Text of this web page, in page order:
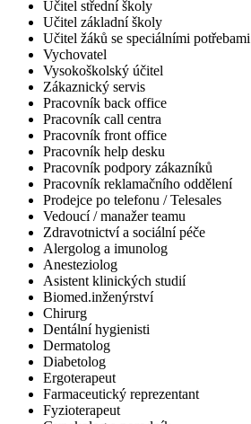
Učitel střední školy
Učitel základní školy
Učitel žáků se speciálními potřebami
Vychovatel
Vysokoškolský účitel
Zákaznický servis
Pracovník back office
Pracovník call centra
Pracovník front office
Pracovník help desku
Pracovník podpory zákazníků
Pracovník reklamačního oddělení
Prodejce po telefonu / Telesales
Vedoucí / manažer teamu
Zdravotnictví a sociální péče
Alergolog a imunolog
Anesteziolog
Asistent klinických studií
Biomed.inženýrství
Chirurg
Dentální hygienisti
Dermatolog
Diabetolog
Ergoterapeut
Farmaceutický reprezentant
Fyzioterapeut